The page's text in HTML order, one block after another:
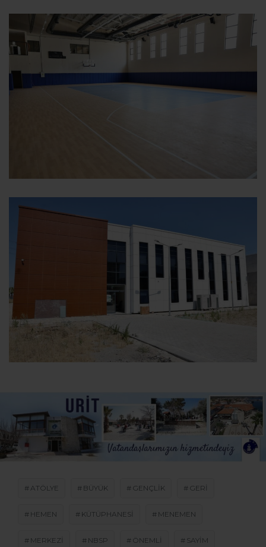
ATÖLYE BÜYÜK GENÇLIK GERI
HEMEN KÜTÜPHANESI MENEMEN
MERKEZI NBSP ÖNEMLI SAYIM